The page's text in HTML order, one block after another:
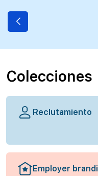
Colecciones
Reclutamiento
Employer